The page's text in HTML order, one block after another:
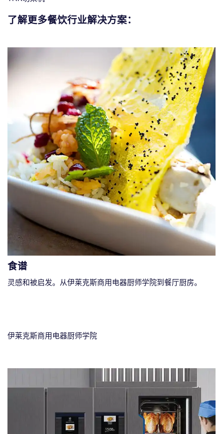
了解更多餐饮行业解决方案：
食谱
灵感和被启发。从伊莱克斯商用电器厨师学院到餐厅厨房。
伊莱克斯商用电器厨师学院